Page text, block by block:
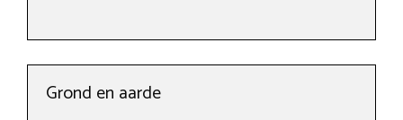
Grond en aarde